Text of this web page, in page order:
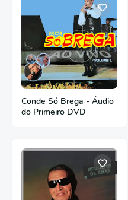
Conde Só Brega - Áudio
do Primeiro DVD